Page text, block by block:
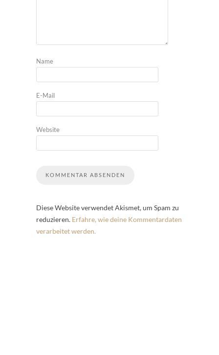
Name
E-Mail
Website
Diese Website verwendet Akismet, um Spam zu
reduzieren. Erfahre, wie deine Kommentardaten
verarbeitet werden.